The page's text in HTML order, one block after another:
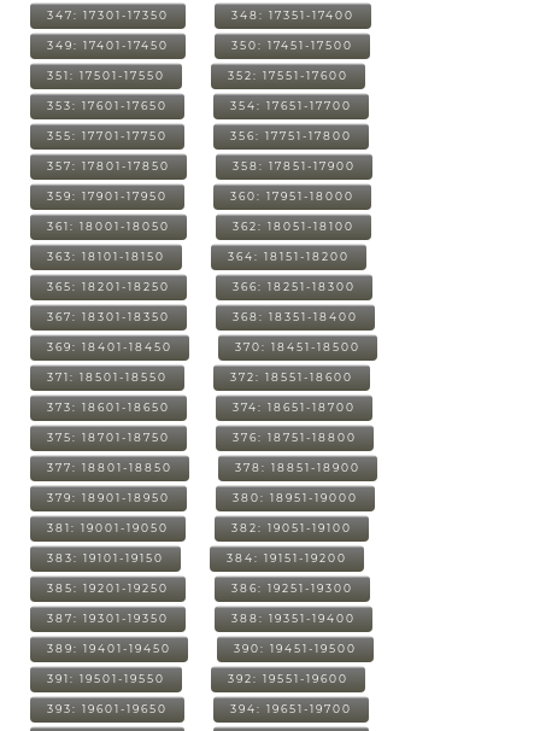
347: 17301-17350 348: 17351-17400
349: 17401-17450 350: 17451-17500
351: 17501-17550 352: 17551-17600
353: 17601-17650 354: 17651-17700
355: 17701-17750 356: 17751-17800
357: 17801-17850 358: 17851-17900
359: 17901-17950 360: 17951-18000
361: 18001-18050 362: 18051-18100
363: 18101-18150 364: 18151-18200
365: 18201-18250 366: 18251-18300
367: 18301-18350 368: 18351-18400
369: 18401-18450 370: 18451-18500
371: 18501-18550 372: 18551-18600
373: 18601-18650 374: 18651-18700
375: 18701-18750 376: 18751-18800
377: 18801-18850 378: 18851-18900
379: 18901-18950 380: 18951-19000
381: 19001-19050 382: 19051-19100
383: 19101-19150 384: 19151-19200
385: 19201-19250 386: 19251-19300
387: 19301-19350 388: 19351-19400
389: 19401-19450 390: 19451-19500
391: 19501-19550 392: 19551-19600
393: 19601-19650 394: 19651-19700